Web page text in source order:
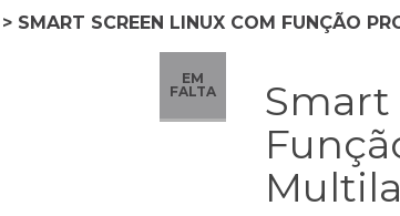
> SMART SCREEN LINUX COM FUNÇÃO
EM
FALTA
Smart